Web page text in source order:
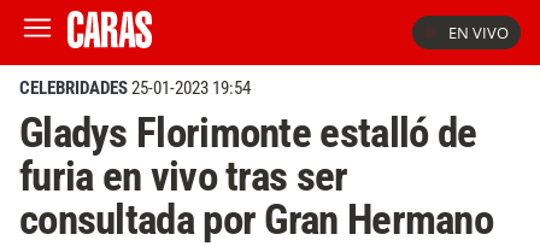
EN VIVO
CELEBRIDADES25-01-2023 19:54
Gladys Florimonte estalló de
furia en vivo tras ser
consultada por Gran Hermano